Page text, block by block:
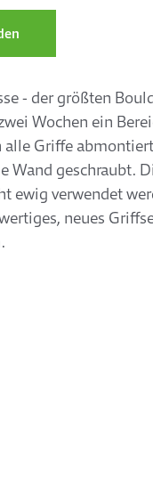
- der größten
Wochen ein
alle Griffe
Wand geschraubt.
ewig verwendet
neues